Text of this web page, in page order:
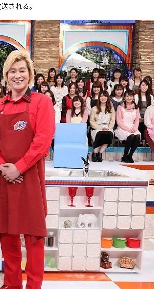
される。
『アイ＝ラブ！げーみ
E齋藤樹愛羅＆佐々木舞
ビュー